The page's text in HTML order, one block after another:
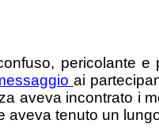
ai
aveva incontrato i
aveva tenuto un